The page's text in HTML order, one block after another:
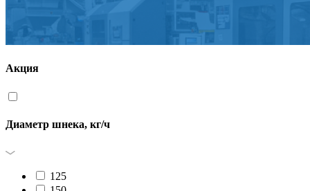
Акция
Диаметр шнека, кг/ч
125